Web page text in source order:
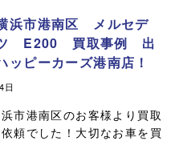
浜市港南区 メルセデ
ツ E200 買取事例 出
ピーカーズ港南店！
日
市港南区のお客様より買取
頼でした！大切なお車を買